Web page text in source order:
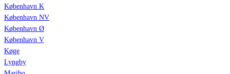
København K
København NV
København Ø
København V
Køge
Lyngby